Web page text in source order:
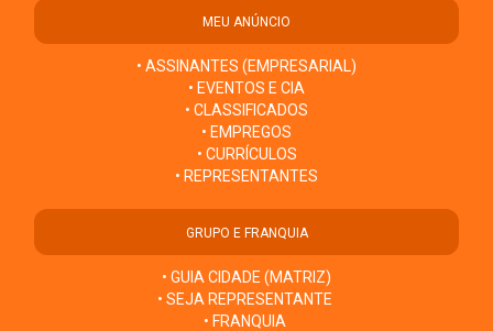
MEU ANÚNCIO
• ASSINANTES (EMPRESARIAL)
• EVENTOS E CIA
• CLASSIFICADOS
• EMPREGOS
• CURRÍCULOS
• REPRESENTANTES
GRUPO E FRANQUIA
• GUIA CIDADE (MATRIZ)
• SEJA REPRESENTANTE
• FRANQUIA